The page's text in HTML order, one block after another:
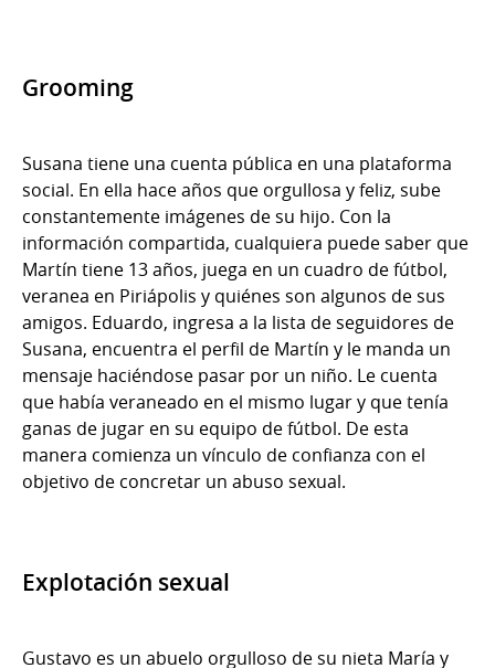
Grooming
Susana tiene una cuenta pública en una plataforma
social. En ella hace años que orgullosa y feliz, sube
constantemente imágenes de su hijo. Con la
información compartida, cualquiera puede saber que
Martín tiene 13 años, juega en un cuadro de fútbol,
veranea en Piriápolis y quiénes son algunos de sus
amigos. Eduardo, ingresa a la lista de seguidores de
Susana, encuentra el perfil de Martín y le manda un
mensaje haciéndose pasar por un niño. Le cuenta
que había veraneado en el mismo lugar y que tenía
ganas de jugar en su equipo de fútbol. De esta
manera comienza un vínculo de confianza con el
objetivo de concretar un abuso sexual.
Explotación sexual
Gustavo es un abuelo orgulloso de su nieta María y